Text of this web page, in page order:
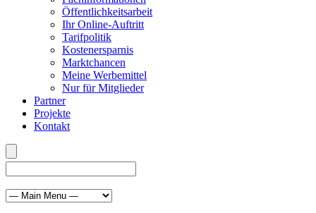
Öffentlichkeitsarbeit
Ihr Online-Auftritt
Tarifpolitik
Kostenersparnis
Marktchancen
Meine Werbemittel
Nur für Mitglieder
Partner
Projekte
Kontakt